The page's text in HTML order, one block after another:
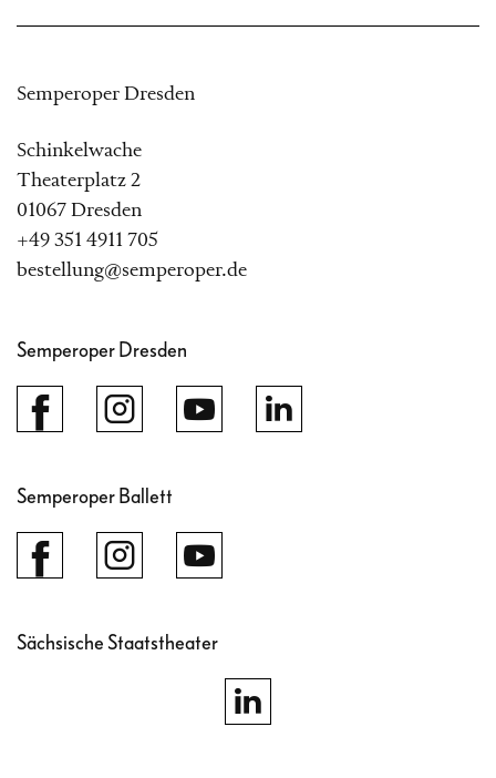
Semperoper Dresden
Schinkelwache
Theaterplatz 2
01067 Dresden
+49 351 4911 705
bestellung@semperoper.de
Semperoper Dresden
Semperoper Ballett
Sächsische Staatstheater